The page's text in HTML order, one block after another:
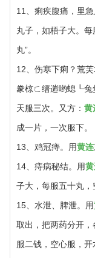
11、痢疾腹痛，里
丸子，如梧子大。
丸”。
12、伤寒下痢？荒
豢椋ㄈ缙遄哟螅┖兔
天服三次。又方： 黄
成一片，一次服下。
13、鸡冠痔。用黄连
14、痔病秘结。用
子大，每服五十丸，
15、水泄、脾泄。用
取出，把两药分开
服二钱，空心服，开